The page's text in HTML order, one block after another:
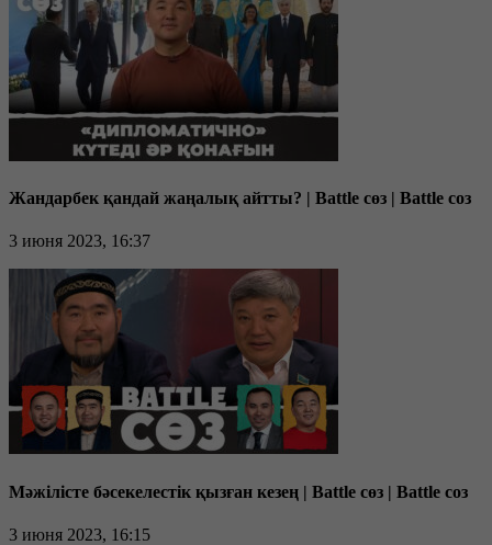
Жандарбек қандай жаңалық айтты? | Battle сөз | Battle соз
3 июня 2023, 16:37
Мәжілісте бәсекелестік қызған кезең | Battle сөз | Battle соз
3 июня 2023, 16:15